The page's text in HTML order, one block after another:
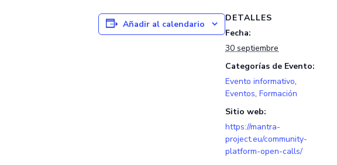
Añadir al calendario
DETALLES
Fecha:
30 septiembre
Categorías de Evento:
Evento informativo,
Eventos, Formación
Sitio web:
https://mantra-
project.eu/community-
platform-open-calls/